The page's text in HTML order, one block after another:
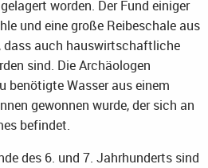
worden. Der Fund einiger
und eine große Reibeschale aus
dass auch hauswirtschaftliche
sind. Die Archäologen
benötigte Wasser aus einem
gewonnen wurde, der sich an
befindet.
des 6. und 7. Jahrhunderts sind